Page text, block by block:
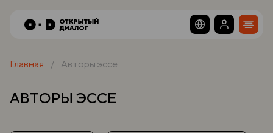
Главная Авторы эссе
АВТОРЫ ЭССЕ